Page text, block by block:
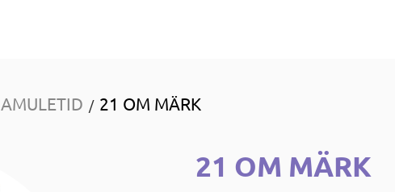
AMULETID / 21 OM MÄRK
21 OM MÄRK